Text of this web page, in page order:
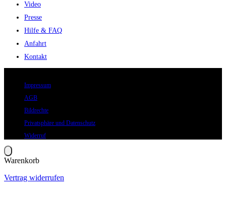
Video
Presse
Hilfe & FAQ
Anfahrt
Kontakt
Impressum
AGB
Bildrechte
Privatsphäre und Datenschutz
Widerruf
Warenkorb
Vertrag widerrufen